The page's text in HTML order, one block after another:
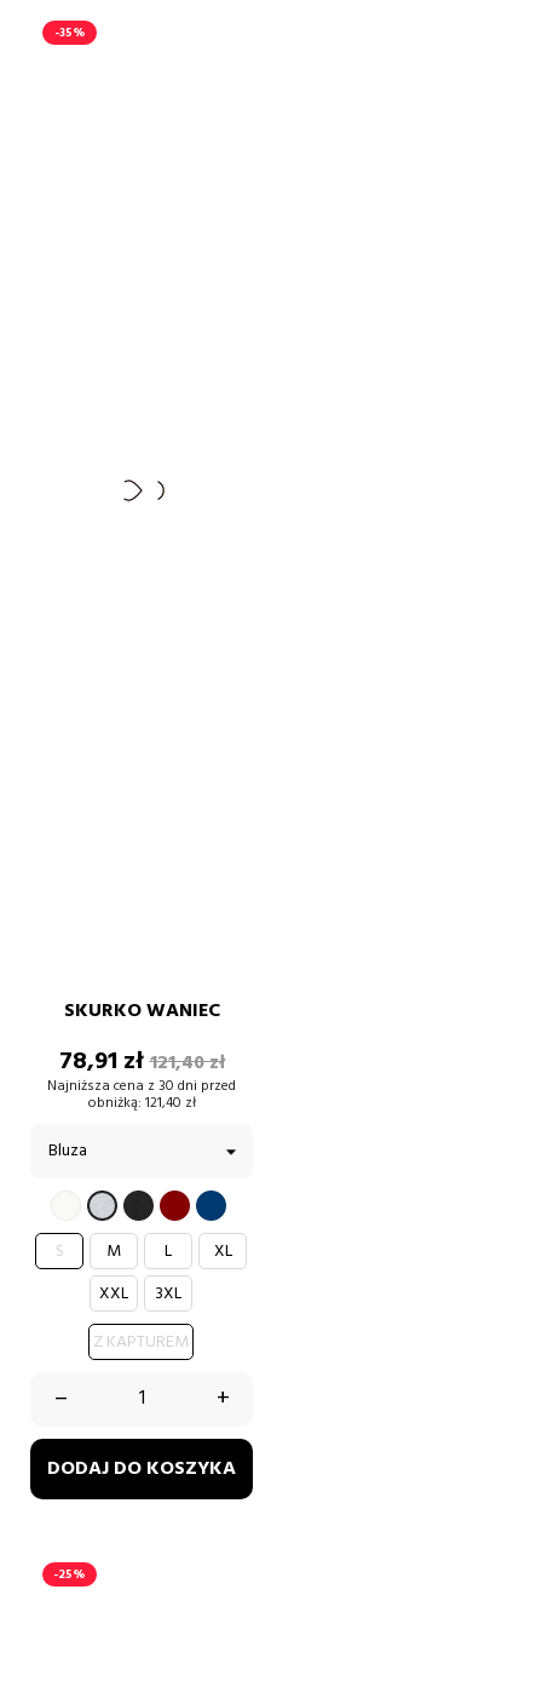
-35%
SKURKO WANIEC
Cena
78,91 złCena
podstawowa
121,40 zł
Najniższa cena z 30 dni przed
obniżką: 121,40 zł
BIAŁYSZARYCZARNYBORDOWYGRANATOWY
S
M L
XL
XXL
3XL
Z KAPTUREM
– +
DODAJ DO KOSZYKA
-25%